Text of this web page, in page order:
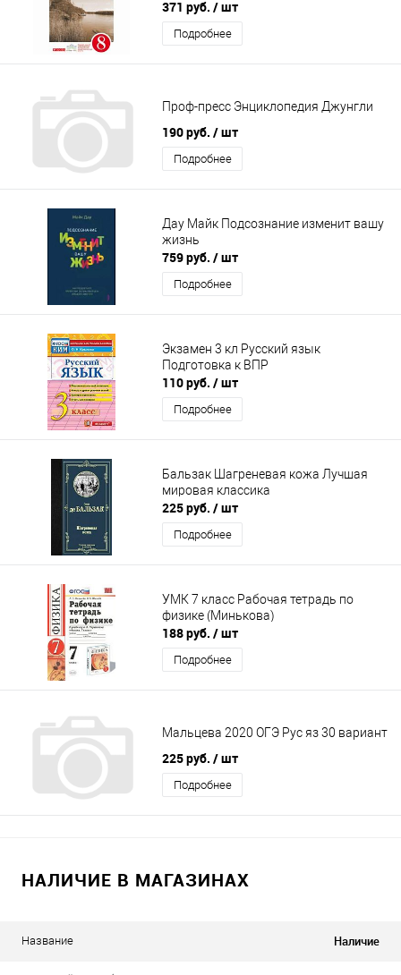
371 руб. / шт
Подробнее
Проф-пресс Энциклопедия Джунгли
190 руб. / шт
Подробнее
Дау Майк Подсознание изменит вашу
жизнь
759 руб. / шт
Подробнее
Экзамен 3 кл Русский язык
Подготовка к ВПР
110 руб. / шт
Подробнее
Бальзак Шагреневая кожа Лучшая
мировая классика
225 руб. / шт
Подробнее
УМК 7 класс Рабочая тетрадь по
физике (Минькова)
188 руб. / шт
Подробнее
Мальцева 2020 ОГЭ Рус яз 30 вариант
225 руб. / шт
Подробнее
НАЛИЧИЕ В МАГАЗИНАХ
Название Наличие